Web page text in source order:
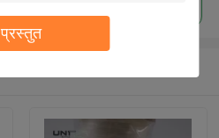
प्रस्तुत